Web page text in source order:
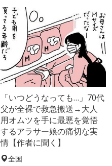
「いつどうなっても…」70代
父が全裸で救急搬送→大人
用オムツを手に最悪を覚悟
するアラサー娘の痛切な実
情【作者に聞く】
全国